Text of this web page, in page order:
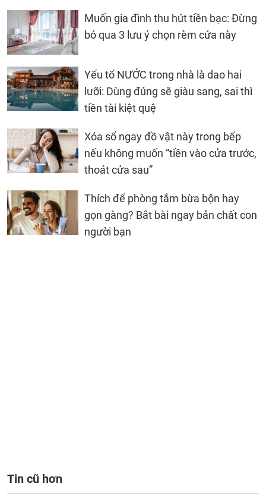
Muốn gia đình thu hút tiền bạc: Đừng
bỏ qua 3 lưu ý chọn rèm cửa này
Yếu tố NƯỚC trong nhà là dao hai
lưỡi: Dùng đúng sẽ giàu sang, sai thì
tiền tài kiệt quệ
Xóa sổ ngay đồ vật này trong bếp
nếu không muốn “tiền vào cửa trước,
thoát cửa sau”
Thích để phòng tắm bừa bộn hay
gọn gàng? Bắt bài ngay bản chất con
người bạn
Tin cũ hơn